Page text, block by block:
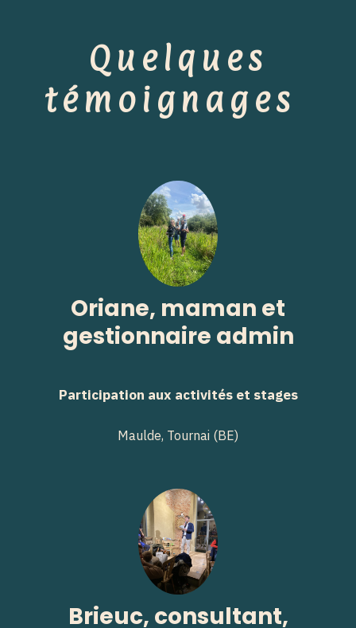
Quelques
témoignages
Oriane, maman et
gestionnaire admin
Participation aux activités et stages
Maulde, Tournai (BE)
Brieuc, consultant,